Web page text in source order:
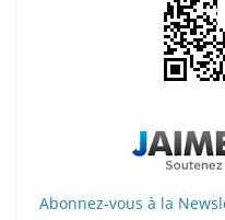
Abonnez-vous à la